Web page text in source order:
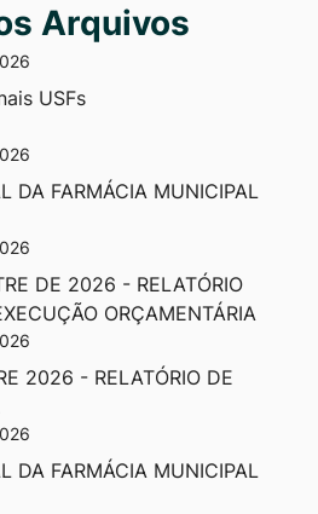
Arquivos
USFs
DA FARMÁCIA MUNICIPAL
DE 2026 - RELATÓRIO
ORÇAMENTÁRIA
2026 - RELATÓRIO DE
DA FARMÁCIA MUNICIPAL